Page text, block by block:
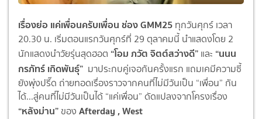
เรื่องย่อ แค่เพื่อนครับเพื่อน ช่อง GMM25 ทุกวันศุกร์ เวลา
20.30 น. เริ่มตอนแรกวันศุกร์ที่ 29 ตุลาคมนี้ นำแสดงโดย 2
นักแสดงนำวัยรุ่นสุดฮอต “โอม ภวัต จิตต์สว่างดี” และ “นนน
กรภัทร์ เกิดพันธุ์” มาประกบคู่เจอกันครั้งแรก แถมเคมีความซี้
ยังพุ่งปรี๊ด ถ่ายทอดเรื่องราวจากคนที่ไม่มีวันเป็น “เพื่อน” กัน
ได้...สู่คนที่ไม่มีวันเป็นได้ “แค่เพื่อน” ดัดแปลงจากโครงเรื่อง
“หลังม่าน” ของ Afterday , West